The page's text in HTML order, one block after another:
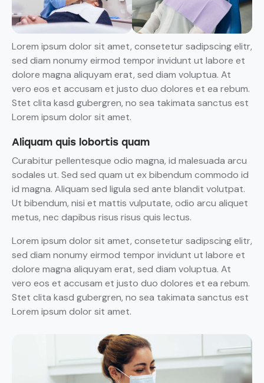
Lorem ipsum dolor sit amet, consetetur sadipscing elitr,
sed diam nonumy eirmod tempor invidunt ut labore et
dolore magna aliquyam erat, sed diam voluptua. At
vero eos et accusam et justo duo dolores et ea rebum.
Stet clita kasd gubergren, no sea takimata sanctus est
Lorem ipsum dolor sit amet.
Aliquam quis lobortis quam
Curabitur pellentesque odio magna, id malesuada arcu
sodales ut. Sed sed quam ut ex bibendum commodo id
id magna. Aliquam sed ligula sed ante blandit volutpat.
Ut bibendum, nisi et mattis vulputate, odio arcu aliquet
metus, nec dapibus risus risus quis lectus.
Lorem ipsum dolor sit amet, consetetur sadipscing elitr,
sed diam nonumy eirmod tempor invidunt ut labore et
dolore magna aliquyam erat, sed diam voluptua. At
vero eos et accusam et justo duo dolores et ea rebum.
Stet clita kasd gubergren, no sea takimata sanctus est
Lorem ipsum dolor sit amet.